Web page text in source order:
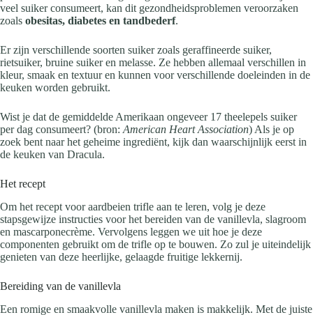
veel suiker consumeert, kan dit gezondheidsproblemen veroorzaken
zoals obesitas, diabetes en tandbederf.
Er zijn verschillende soorten suiker zoals geraffineerde suiker,
rietsuiker, bruine suiker en melasse. Ze hebben allemaal verschillen in
kleur, smaak en textuur en kunnen voor verschillende doeleinden in de
keuken worden gebruikt.
Wist je dat de gemiddelde Amerikaan ongeveer 17 theelepels suiker
per dag consumeert? (bron: American Heart Association) Als je op
zoek bent naar het geheime ingrediënt, kijk dan waarschijnlijk eerst in
de keuken van Dracula.
Het recept
Om het recept voor aardbeien trifle aan te leren, volg je deze
stapsgewijze instructies voor het bereiden van de vanillevla, slagroom
en mascarponecrème. Vervolgens leggen we uit hoe je deze
componenten gebruikt om de trifle op te bouwen. Zo zul je uiteindelijk
genieten van deze heerlijke, gelaagde fruitige lekkernij.
Bereiding van de vanillevla
Een romige en smaakvolle vanillevla maken is makkelijk. Met de juiste